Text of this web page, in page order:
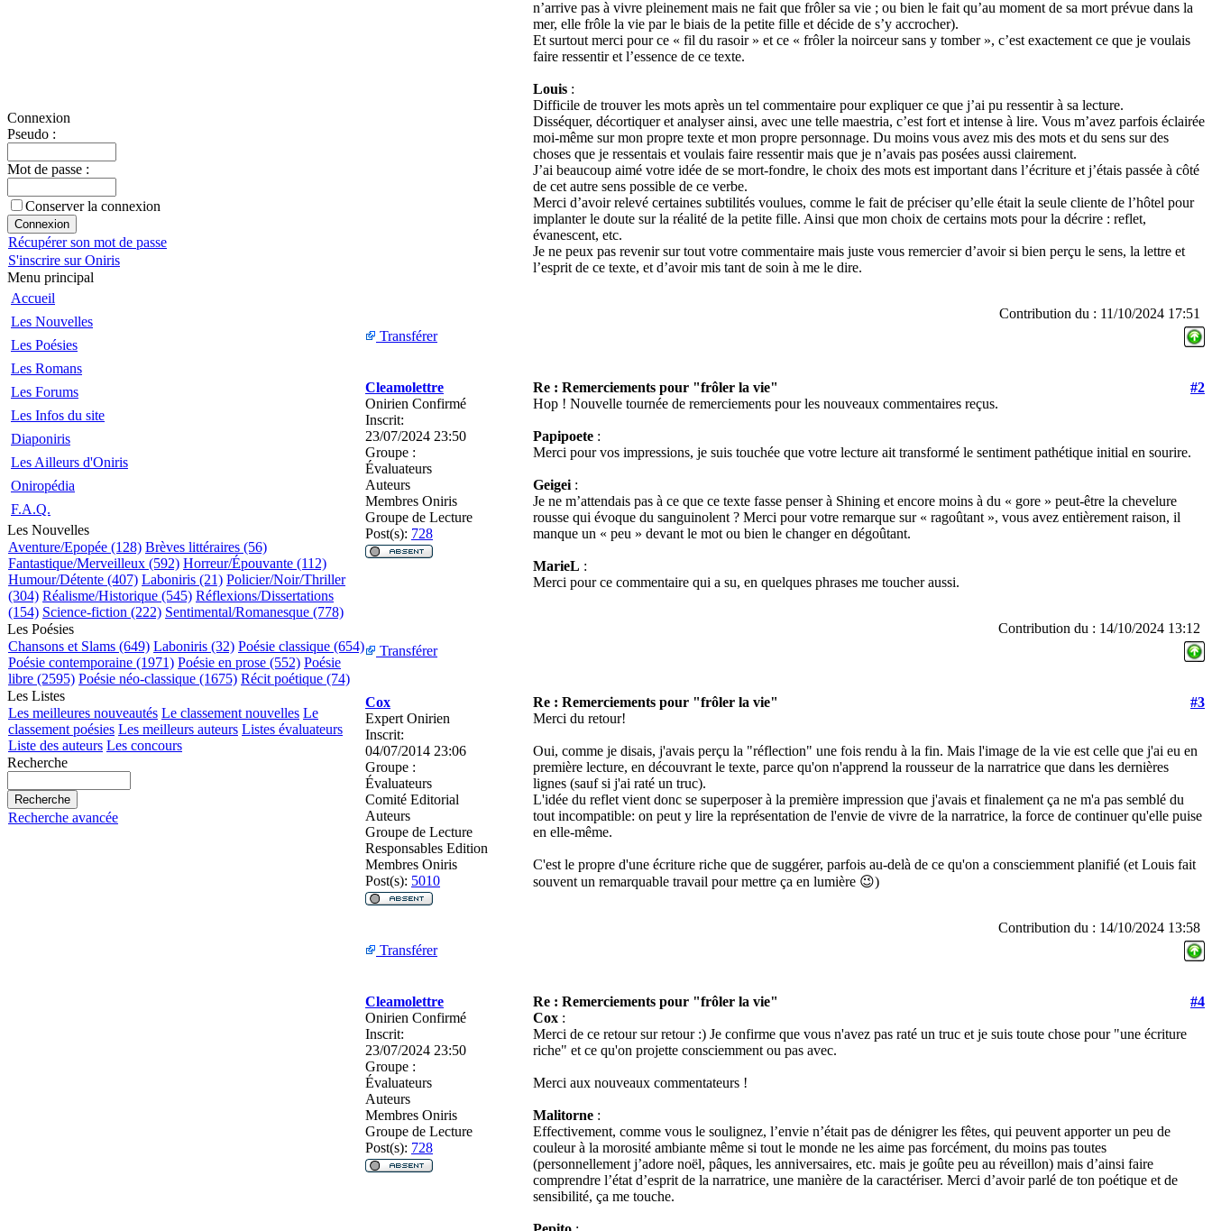
Connexion
Pseudo :
Mot de passe :
Conserver la connexion
Récupérer son mot de passe
S'inscrire sur Oniris
Menu principal
Accueil
Les Nouvelles
Les Poésies
Les Romans
Les Forums
Les Infos du site
Diaponiris
Les Ailleurs d'Oniris
Oniropédia
F.A.Q.
Les Nouvelles
Aventure/Epopée (128) Brèves littéraires (56)
Fantastique/Merveilleux (592) Horreur/Épouvante (112)
Humour/Détente (407) Laboniris (21) Policier/Noir/Thriller
(304) Réalisme/Historique (545) Réflexions/Dissertations
(154) Science-fiction (222) Sentimental/Romanesque (778)
Les Poésies
Chansons et Slams (649) Laboniris (32) Poésie classique (654)
Poésie contemporaine (1971) Poésie en prose (552) Poésie
libre (2595) Poésie néo-classique (1675) Récit poétique (74)
Les Listes
Les meilleures nouveautés Le classement nouvelles Le
classement poésies Les meilleurs auteurs Listes évaluateurs
Liste des auteurs Les concours
Recherche
Recherche avancée
n’arrive pas à vivre pleinement mais ne fait que frôler sa vie ; ou bien le fait qu’au moment de sa mort prévue dans la
mer, elle frôle la vie par le biais de la petite fille et décide de s’y accrocher).
Et surtout merci pour ce « fil du rasoir » et ce « frôler la noirceur sans y tomber », c’est exactement ce que je voulais
faire ressentir et l’essence de ce texte.
Louis :
Difficile de trouver les mots après un tel commentaire pour expliquer ce que j’ai pu ressentir à sa lecture.
Disséquer, décortiquer et analyser ainsi, avec une telle maestria, c’est fort et intense à lire. Vous m’avez parfois éclairée
moi-même sur mon propre texte et mon propre personnage. Du moins vous avez mis des mots et du sens sur des
choses que je ressentais et voulais faire ressentir mais que je n’avais pas posées aussi clairement.
J’ai beaucoup aimé votre idée de se mort-fondre, le choix des mots est important dans l’écriture et j’étais passée à côté
de cet autre sens possible de ce verbe.
Merci d’avoir relevé certaines subtilités voulues, comme le fait de préciser qu’elle était la seule cliente de l’hôtel pour
implanter le doute sur la réalité de la petite fille. Ainsi que mon choix de certains mots pour la décrire : reflet,
évanescent, etc.
Je ne peux pas revenir sur tout votre commentaire mais juste vous remercier d’avoir si bien perçu le sens, la lettre et
l’esprit de ce texte, et d’avoir mis tant de soin à me le dire.
Contribution du : 11/10/2024 17:51
Transférer
Cleamolettre Re : Remerciements pour "frôler la vie"
#2
Onirien Confirmé
Inscrit:
23/07/2024 23:50
Groupe :
Évaluateurs
Auteurs
Membres Oniris
Groupe de Lecture
Post(s): 728
Hop ! Nouvelle tournée de remerciements pour les nouveaux commentaires reçus.
Papipoete :
Merci pour vos impressions, je suis touchée que votre lecture ait transformé le sentiment pathétique initial en sourire.
Geigei :
Je ne m’attendais pas à ce que ce texte fasse penser à Shining et encore moins à du « gore » peut-être la chevelure
rousse qui évoque du sanguinolent ? Merci pour votre remarque sur « ragoûtant », vous avez entièrement raison, il
manque un « peu » devant le mot ou bien le changer en dégoûtant.
MarieL :
Merci pour ce commentaire qui a su, en quelques phrases me toucher aussi.
Contribution du : 14/10/2024 13:12
Transférer
Cox Re : Remerciements pour "frôler la vie"
#3
Expert Onirien
Inscrit:
04/07/2014 23:06
Groupe :
Évaluateurs
Comité Editorial
Auteurs
Groupe de Lecture
Responsables Edition
Membres Oniris
Post(s): 5010
Merci du retour!
Oui, comme je disais, j'avais perçu la "réflection" une fois rendu à la fin. Mais l'image de la vie est celle que j'ai eu en
première lecture, en découvrant le texte, parce qu'on n'apprend la rousseur de la narratrice que dans les dernières
lignes (sauf si j'ai raté un truc).
L'idée du reflet vient donc se superposer à la première impression que j'avais et finalement ça ne m'a pas semblé du
tout incompatible: on peut y lire la représentation de l'envie de vivre de la narratrice, la force de continuer qu'elle puise
en elle-même.
C'est le propre d'une écriture riche que de suggérer, parfois au-delà de ce qu'on a consciemment planifié (et Louis fait
souvent un remarquable travail pour mettre ça en lumière 😉)
Contribution du : 14/10/2024 13:58
Transférer
Cleamolettre Re : Remerciements pour "frôler la vie"
#4
Onirien Confirmé
Inscrit:
23/07/2024 23:50
Groupe :
Évaluateurs
Auteurs
Membres Oniris
Groupe de Lecture
Post(s): 728
Cox :
Merci de ce retour sur retour :) Je confirme que vous n'avez pas raté un truc et je suis toute chose pour "une écriture
riche" et ce qu'on projette consciemment ou pas avec.
Merci aux nouveaux commentateurs !
Malitorne :
Effectivement, comme vous le soulignez, l’envie n’était pas de dénigrer les fêtes, qui peuvent apporter un peu de
couleur à la morosité ambiante même si tout le monde ne les aime pas forcément, du moins pas toutes
(personnellement j’adore noël, pâques, les anniversaires, etc. mais je goûte peu au réveillon) mais d’ainsi faire
comprendre l’état d’esprit de la narratrice, une manière de la caractériser. Merci d’avoir parlé de ton poétique et de
sensibilité, ça me touche.